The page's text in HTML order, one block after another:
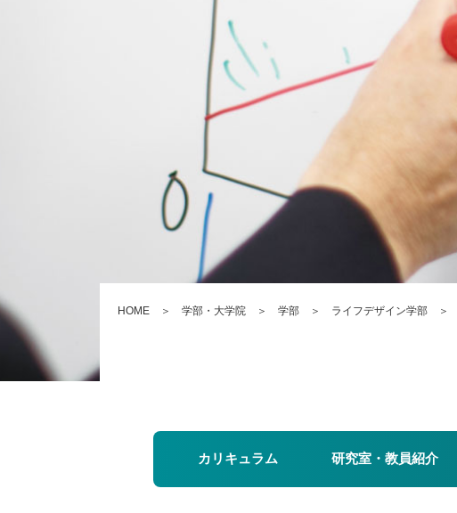
HOME ＞ 学部・大学院 ＞ 学部 ＞ ライフデザイン学部 ＞
カリキュラム 研究室・教員紹介